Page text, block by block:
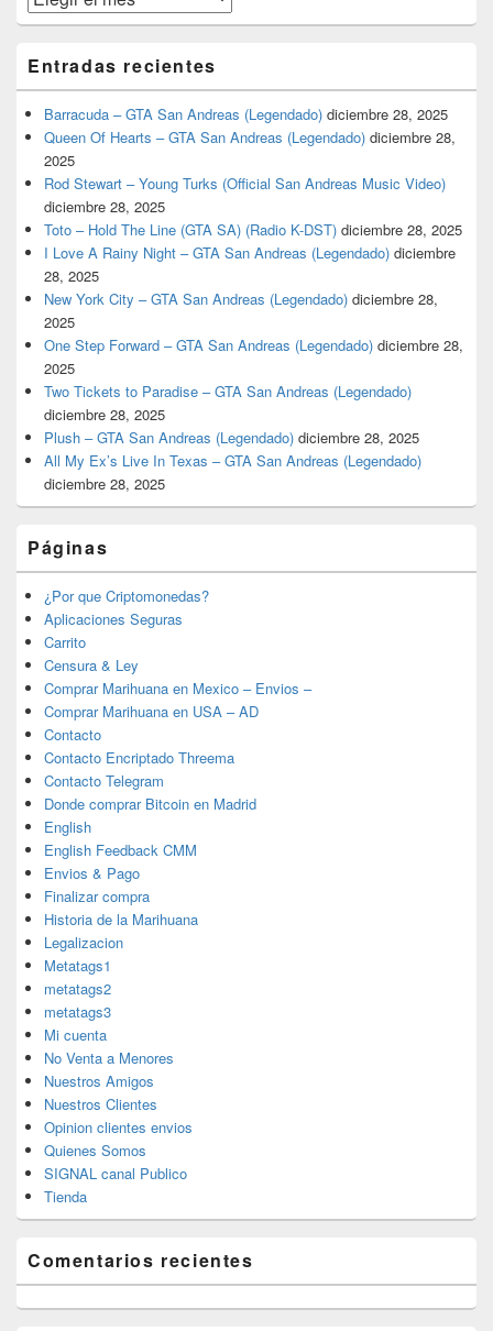
Entradas recientes
Barracuda – GTA San Andreas (Legendado) diciembre 28, 2025
Queen Of Hearts – GTA San Andreas (Legendado) diciembre 28,
2025
Rod Stewart – Young Turks (Official San Andreas Music Video)
diciembre 28, 2025
Toto – Hold The Line (GTA SA) (Radio K-DST) diciembre 28, 2025
I Love A Rainy Night – GTA San Andreas (Legendado) diciembre
28, 2025
New York City – GTA San Andreas (Legendado) diciembre 28,
2025
One Step Forward – GTA San Andreas (Legendado) diciembre 28,
2025
Two Tickets to Paradise – GTA San Andreas (Legendado)
diciembre 28, 2025
Plush – GTA San Andreas (Legendado) diciembre 28, 2025
All My Ex’s Live In Texas – GTA San Andreas (Legendado)
diciembre 28, 2025
Páginas
¿Por que Criptomonedas?
Aplicaciones Seguras
Carrito
Censura & Ley
Comprar Marihuana en Mexico – Envios –
Comprar Marihuana en USA – AD
Contacto
Contacto Encriptado Threema
Contacto Telegram
Donde comprar Bitcoin en Madrid
English
English Feedback CMM
Envios & Pago
Finalizar compra
Historia de la Marihuana
Legalizacion
Metatags1
metatags2
metatags3
Mi cuenta
No Venta a Menores
Nuestros Amigos
Nuestros Clientes
Opinion clientes envios
Quienes Somos
SIGNAL canal Publico
Tienda
Comentarios recientes